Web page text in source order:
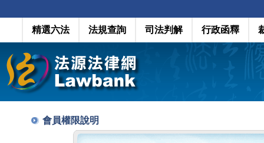
精選六法 法規查詢 司法判解 行政函釋
會員權限說明